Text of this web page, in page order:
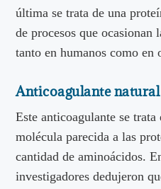
última se trata de una
de procesos que ocasionan
tanto en humanos como en
Anticoagulante
Este anticoagulante se
molécula parecida a las
cantidad de aminoácidos.
investigadores dedujeron